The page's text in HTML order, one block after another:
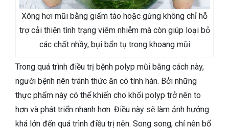
Xông hơi mũi bằng giấm táo hoặc gừng không chỉ hỗ
trợ cải thiện tình trạng viêm nhiễm mà còn giúp loại bỏ
các chất nhầy, bụi bẩn tụ trong khoang mũi
Trong quá trình điều trị bệnh polyp mũi bằng cách này,
người bệnh nên tránh thức ăn có tính hàn. Bởi những
thực phẩm này có thể khiến cho khối polyp trở nên to
hơn và phát triển nhanh hơn. Điều này sẽ làm ảnh hưởng
khá lớn đến quá trình điều trị nên. Song song, chỉ nên bổ